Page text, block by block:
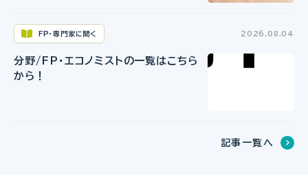
FP・専門家に聞く 2026.08.04
分野/FP・エコノミストの一覧はこちら
から！
記事一覧へ